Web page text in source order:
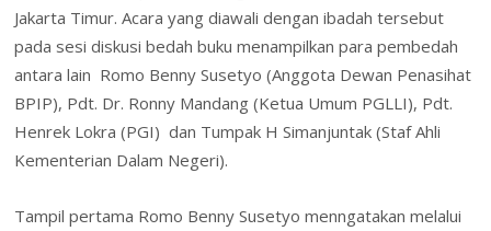
dl
y
Jakarta Timur. Acara yang diawali dengan ibadah tersebut
pada sesi diskusi bedah buku menampilkan para pembedah
antara lain Romo Benny Susetyo (Anggota Dewan Penasihat
BPIP), Pdt. Dr. Ronny Mandang (Ketua Umum PGLLI), Pdt.
Henrek Lokra (PGI) dan Tumpak H Simanjuntak (Staf Ahli
Kementerian Dalam Negeri).
Tampil pertama Romo Benny Susetyo menngatakan melalui